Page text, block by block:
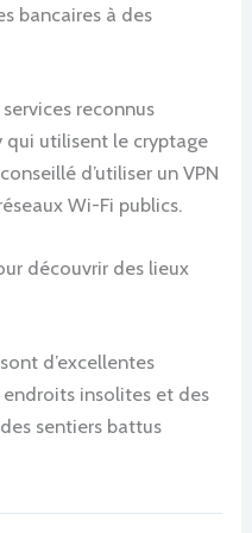
bancaires à des
reconnus
qui utilisent le cryptage
d’utiliser un VPN
Wi-Fi publics.
découvrir des lieux
d’excellentes
endroits insolites et des
sentiers battus